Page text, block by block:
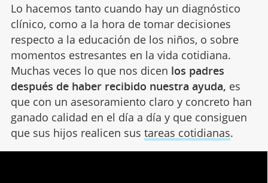
Lo hacemos tanto cuando hay un diagnóstico
clínico, como a la hora de tomar decisiones
respecto a la educación de los niños, o sobre
momentos estresantes en la vida cotidiana.
Muchas veces lo que nos dicen los padres
después de haber recibido nuestra ayuda, es
que con un asesoramiento claro y concreto han
ganado calidad en el día a día y que consiguen
que sus hijos realicen sus tareas cotidianas.